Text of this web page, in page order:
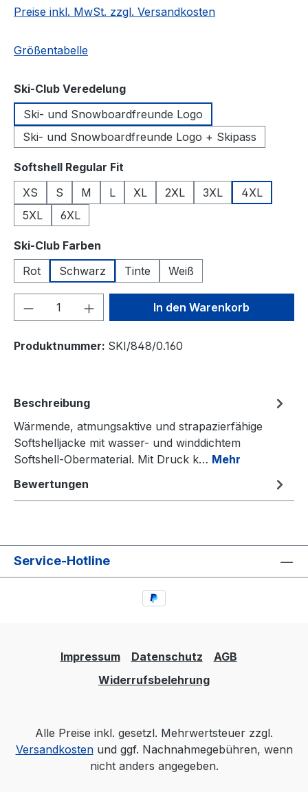
Preise inkl. MwSt. zzgl. Versandkosten
Größentabelle
Ski-Club Veredelungauswählen
Ski- und Snowboardfreunde Logo
Ski- und Snowboardfreunde Logo + Skipass
Softshell Regular Fit
XS
S M L XL 2XL 3XL
4XL
5XL
6XL
Ski-Club Farben
Rot
Schwarz Tinte Weiß
Produkt Anzahl: Gib denIn den Warenkorb
Produktnummer: SKI/848/0.160
Beschreibung
Wärmende, atmungsaktive und strapazierfähige
Softshelljacke mit wasser- und winddichtem
Softshell-Obermaterial. Mit Druck k… Mehr
Bewertungen
Service-Hotline
Impressum Datenschutz
AGB
Widerrufsbelehrung
Alle Preise inkl. gesetzl. Mehrwertsteuer zzgl.
Versandkostenund ggf. Nachnahmegebühren, wenn
nicht anders angegeben.